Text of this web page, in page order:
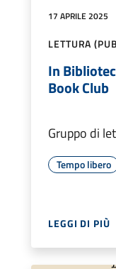
17 APRILE 2025
LETTURA
In
Book Club
Gruppo di
Tempo libero
LEGGI DI PIÙ